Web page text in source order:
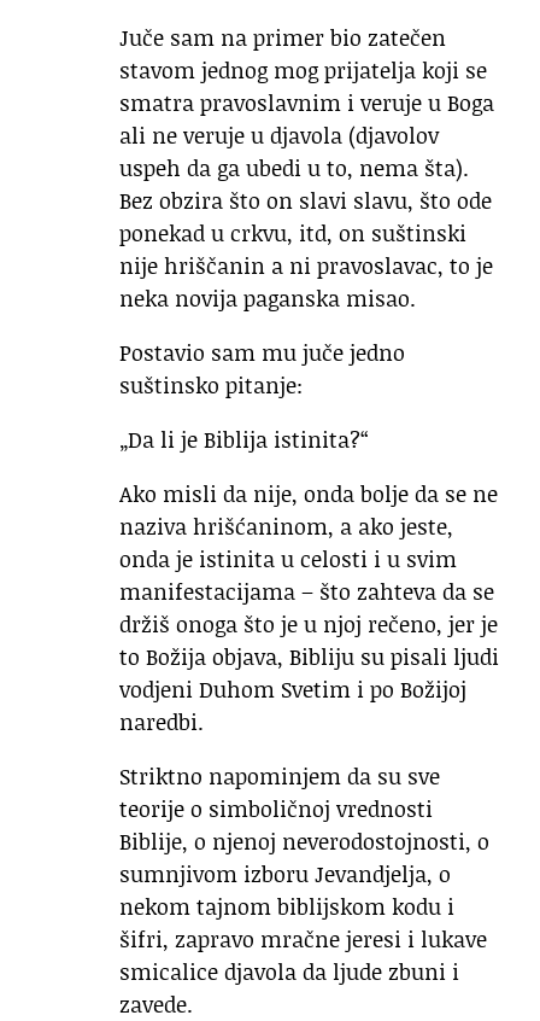
Juče sam na primer bio zatečen
stavom jednog mog prijatelja koji se
smatra pravoslavnim i veruje u Boga
ali ne veruje u djavola (djavolov
uspeh da ga ubedi u to, nema šta).
Bez obzira što on slavi slavu, što ode
ponekad u crkvu, itd, on suštinski
nije hriščanin a ni pravoslavac, to je
neka novija paganska misao.
Postavio sam mu juče jedno
suštinsko pitanje:
„Da li je Biblija istinita?“
Ako misli da nije, onda bolje da se ne
naziva hrišćaninom, a ako jeste,
onda je istinita u celosti i u svim
manifestacijama – što zahteva da se
držiš onoga što je u njoj rečeno, jer je
to Božija objava, Bibliju su pisali ljudi
vodjeni Duhom Svetim i po Božijoj
naredbi.
Striktno napominjem da su sve
teorije o simboličnoj vrednosti
Biblije, o njenoj neverodostojnosti, o
sumnjivom izboru Jevandjelja, o
nekom tajnom biblijskom kodu i
šifri, zapravo mračne jeresi i lukave
smicalice djavola da ljude zbuni i
zavede.